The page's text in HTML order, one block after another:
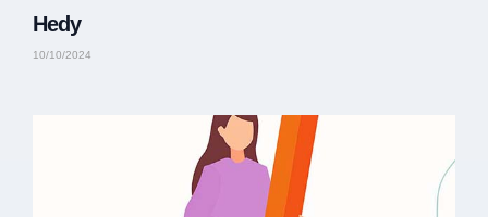
Hedy
10/10/2024